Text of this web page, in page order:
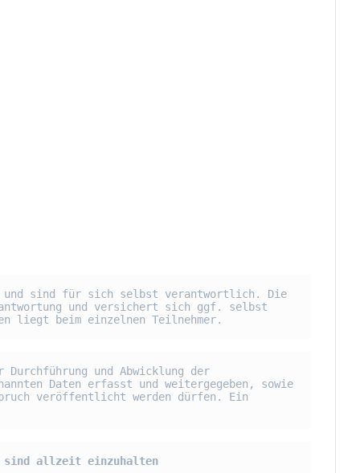
und sind für sich selbst verantwortlich. Die
und versichert sich ggf. selbst
liegt beim einzelnen Teilnehmer.
Durchführung und Abwicklung der
Daten erfasst und weitergegeben, sowie
veröffentlicht werden dürfen. Ein
sind allzeit einzuhalten